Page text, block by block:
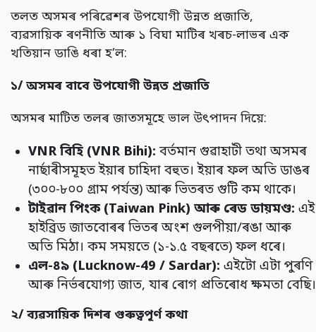
তলত অসমৰ পৰিৱেশৰ উপযোগী উন্নত প্ৰজাতি,
ব্যৱসায়িক ৰণনীতি আৰু ১ বিঘা মাটিৰ খৰচ-লাভৰ এক
খতিয়ান ডাঙি ধৰা হ’ল:
১/অসমৰ বাবে উপযোগী উন্নত প্ৰজাতি
অসমৰ মাটিত তলৰ জাতসমূহে ভাল উৎপাদন দিয়ে:
VNRবিহি (VNR Bihi): বৰ্তমান গুৱাহাটী তথা অসমৰ
নাৰ্ছাৰীসমূহত ইয়াৰ চাহিদা বহুত। ইয়াৰ ফল অতি ডাঙৰ
(৩০০-৮০০ গ্ৰাম পৰ্যন্ত) আৰু ভিতৰত গুটি কম থাকে।
টাইৱান পিংক (Taiwan Pink) আৰু ৰেড ডায়মণ্ড: এই
হাইব্ৰিড জাতবোৰৰ ভিতৰ অংশ গুলপীয়া/ৰঙা আৰু
অতি মিঠা। কম সময়তে (১-১.৫ বছৰতে) ফল ধৰে।
এল-৪৯ (Lucknow-49 / Sardar): এইটো এটা পুৰণি
আৰু নিৰ্ভৰযোগ্য জাত, যাৰ ৰোগ প্ৰতিৰোধ ক্ষমতা বেছি।
২/ব্যৱসায়িক দিশৰ গুৰুত্বপূৰ্ণকথা